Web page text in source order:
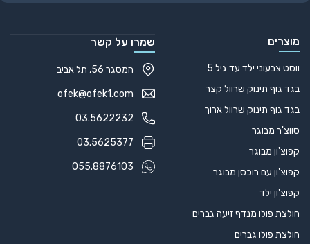
מוצרים
ווסט צבעוני ילד עד גיל 5
בגד גוף תינוק שרוול קצר
בגד גוף תינוק שרוול ארוך
סווצ'ר מבוגר
קפוצ'ון מבוגר
קפוצ'ון עם רוכסן מבוגר
קפוצ'ון ילד
חולצת פולו מנדף זיעה גברים
חולצת פולו גברים
שמרו על קשר
המסגר 56, תל אביב
ofek@ofek1.com
03.5622232
03.5625377
055.8876103